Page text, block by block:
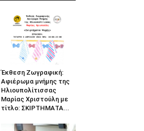
Έκθεση Ζωγραφική:
Αφιέρωμα μνήμης της
Ηλιουπολίτισσας
Μαρίας Χριστούλη με
τίτλο: ΣΚΙΡΤΗΜΑΤΑ...